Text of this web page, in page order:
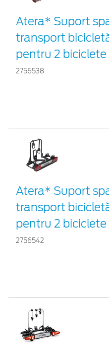
Atera* Suport
transport
pentru 2 biciclete
2756538
Atera* Suport
transport
pentru 2 biciclete
2756542